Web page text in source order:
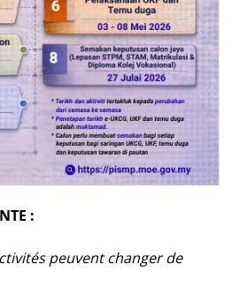
:
peuvent changer de